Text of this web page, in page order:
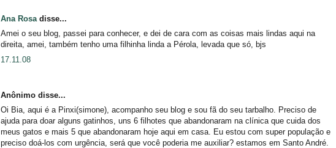
Ana Rosa disse...
Amei o seu blog, passei para conhecer, e dei de cara com as coisas mais lindas aqui na
direita, amei, também tenho uma filhinha linda a Pérola, levada que só, bjs
17.11.08
Anônimo disse...
Oi Bia, aqui é a Pinxi(simone), acompanho seu blog e sou fã do seu tarbalho. Preciso de
ajuda para doar alguns gatinhos, uns 6 filhotes que abandonaram na clínica que cuida dos
meus gatos e mais 5 que abandonaram hoje aqui em casa. Eu estou com super população e
preciso doá-los com urgência, será que você poderia me auxiliar? estamos em Santo André.